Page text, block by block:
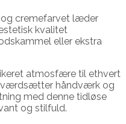
og cremefarvet læder
kvalitet
eller ekstra
atmosfære til ethvert
værdsætter håndværk og
med denne tidløse
og stilfuld.